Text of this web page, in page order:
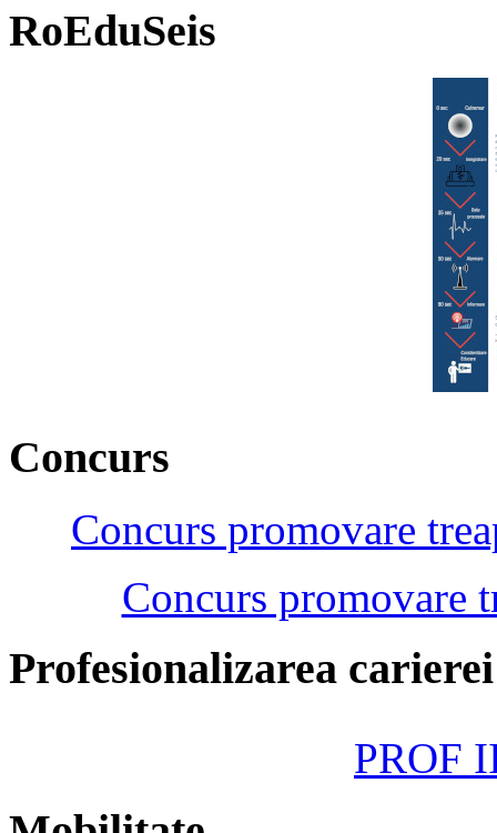
RoEduSeis
Concurs
Concurs promovare
Concurs promovare
Profesionalizarea
PROF